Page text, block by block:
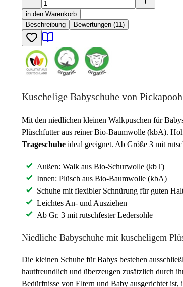
in den Warenkorb
Beschreibung
Bewertungen (11)
Kuschelige Babyschuhe von Pickapooh
Mit den niedlichen kleinen Walkpuschen für
Plüschfutter aus reiner Bio-Baumwolle (kbA).
Trageschuhe ideal geeignet. Ab Größe 3 mit
Außen: Walk aus Bio-Schurwolle (kbT)
Innen: Plüsch aus Bio-Baumwolle (kbA)
Schuhe mit flexibler Schnürung für guten
Leichtes An- und Ausziehen
Ab Gr. 3 mit rutschfester Ledersohle
Niedliche Babyschuhe mit kuscheligem
Die kleinen Schuhe für Babys bestehen
hautfreundlich und überzeugen zusätzlich durch
Bedürfnisse von Eltern und Baby ausgerichtet